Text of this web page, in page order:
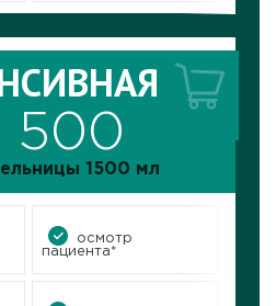
500
1500 мл
осмотр
пациента*
1500 мл